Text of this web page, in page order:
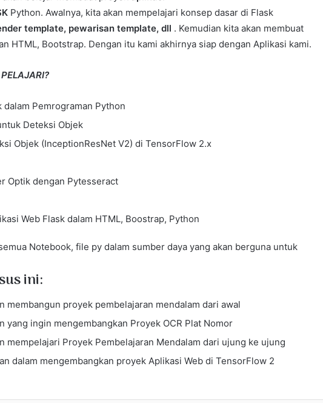
Python. Awalnya, kita akan mempelajari konsep dasar di Flask
template, pewarisan template, dll . Kemudian kita akan membuat
HTML, Bootstrap. Dengan itu kami akhirnya siap dengan Aplikasi kami.
dalam Pemrograman Python
Deteksi Objek
Objek (InceptionResNet V2) di TensorFlow 2.x
Optik dengan Pytesseract
Web Flask dalam HTML, Boostrap, Python
Notebook, file py dalam sumber daya yang akan berguna untuk
ini:
membangun proyek pembelajaran mendalam dari awal
yang ingin mengembangkan Proyek OCR Plat Nomor
mempelajari Proyek Pembelajaran Mendalam dari ujung ke ujung
dalam mengembangkan proyek Aplikasi Web di TensorFlow 2